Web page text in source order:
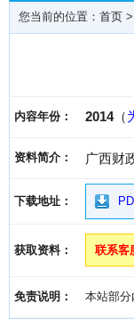
您当前的位置： 首页 >
内容年份： 2014（
资料简介： 广西财
下载地址：
获取资料： 联系客
免责说明： 本站部